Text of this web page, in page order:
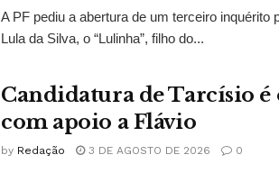
A PF pediu a abertura de um terceiro inquérito
Lula da Silva, o “Lulinha”, filho do...
Candidatura de Tarcísio
com apoio a Flávio
by Redação 3 DE AGOSTO DE 2026 0